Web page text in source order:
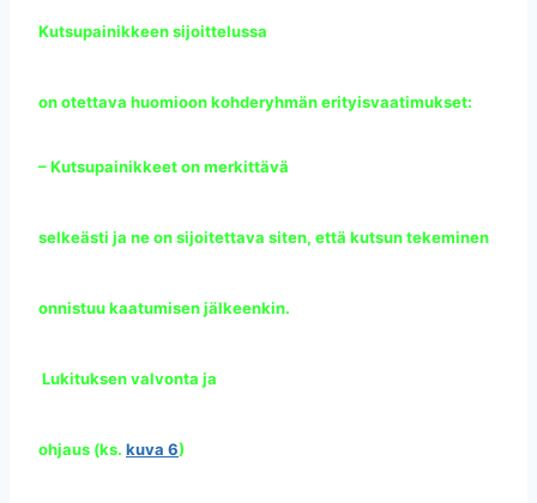
Kutsupainikkeen sijoittelussa
on otettava huomioon kohderyhmän erityisvaatimukset:
– Kutsupainikkeet on merkittävä
selkeästi ja ne on sijoitettava siten, että kutsun tekeminen
onnistuu kaatumisen jälkeenkin.
Lukituksen valvonta ja
ohjaus (ks. kuva 6)